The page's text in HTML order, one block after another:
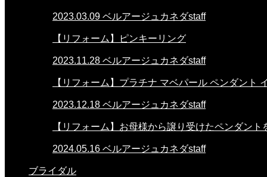
2023.03.09 ベルアージュカネダstaff
【リフォーム】ピンキーリング
2023.11.28 ベルアージュカネダstaff
【リフォーム】プラチナ マベパール ペンダント
2023.12.18 ベルアージュカネダstaff
【リフォーム】お母様から譲り受けたペンダント
2024.05.16 ベルアージュカネダstaff
ブライダル